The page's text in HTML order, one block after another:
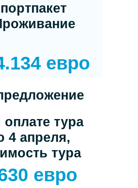
евро
евро
тура
4 апреля,
тура